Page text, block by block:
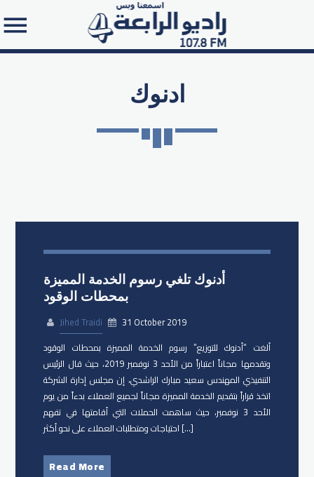
ادنوك
أدنوك تلغي رسوم الخدمة المميزة
بمحطات الوقود
Jihed Traidi
31 October 2019
ألغت “أدنوك للتوزيع” رسوم الخدمة المميزة بمحطات الوقود
وتقدمها مجاناً اعتباراً من الأحد 3 نوفمبر 2019، حيث قال الرئيس
التنفيذي المهندس سعيد مبارك الراشدي، إن مجلس إدارة الشركة
اتخذ قراراً بتقديم الخدمة المميزة مجاناً لجميع العملاء بدءاً من يوم
الأحد 3 نوفمبر، حيث ساهمت الحملات التي أقامتها في تفهم
احتياجات ومتطلبات العملاء على نحو أكثر […]
Read More